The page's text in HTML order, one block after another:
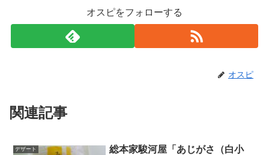
オスピをフォローする
オスピ
関連記事
デザート
総本家駿河屋「あじがさ（白小